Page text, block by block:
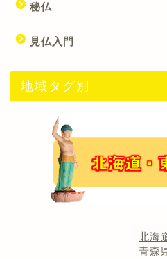
秘仏
見仏入門
地域タグ別
北海
青森